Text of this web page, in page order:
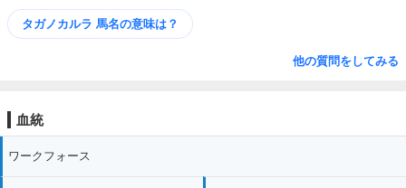
タガノカルラ 馬名の意味は？
他の質問をしてみる
血統
ワークフォース